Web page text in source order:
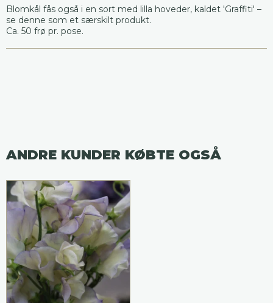
Blomkål fås også i en sort med lilla hoveder, kaldet 'Graffiti' –
se denne som et særskilt produkt.
Ca. 50 frø pr. pose.
ANDRE KUNDER KØBTE OGSÅ